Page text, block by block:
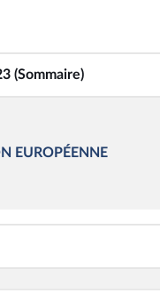
(Sommaire)
EUROPÉENNE